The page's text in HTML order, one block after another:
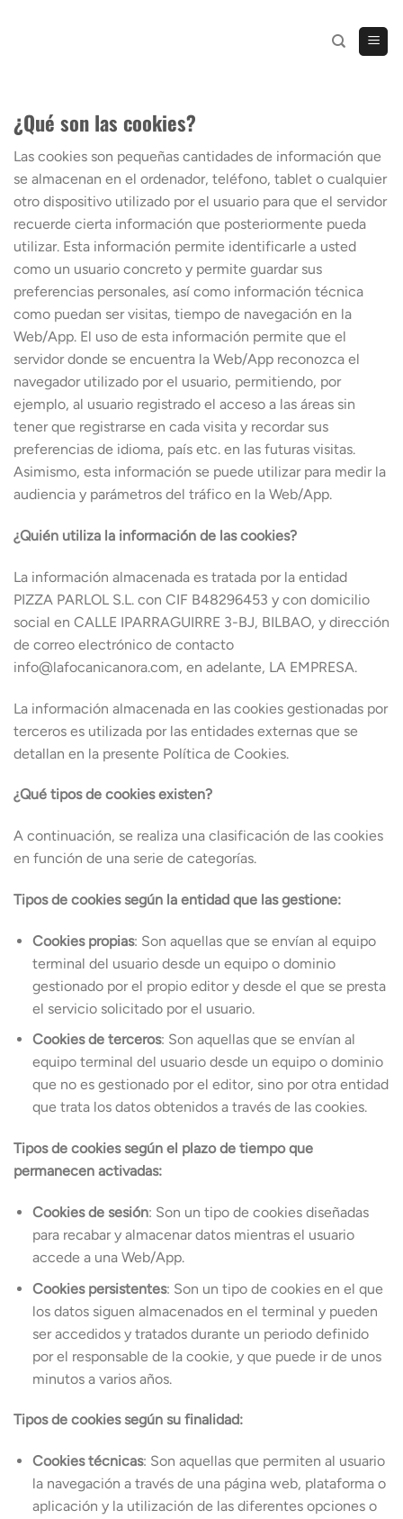
¿Qué son las cookies?
Las cookies son pequeñas cantidades de información que
se almacenan en el ordenador, teléfono, tablet o cualquier
otro dispositivo utilizado por el usuario para que el servidor
recuerde cierta información que posteriormente pueda
utilizar. Esta información permite identificarle a usted
como un usuario concreto y permite guardar sus
preferencias personales, así como información técnica
como puedan ser visitas, tiempo de navegación en la
Web/App. El uso de esta información permite que el
servidor donde se encuentra la Web/App reconozca el
navegador utilizado por el usuario, permitiendo, por
ejemplo, al usuario registrado el acceso a las áreas sin
tener que registrarse en cada visita y recordar sus
preferencias de idioma, país etc. en las futuras visitas.
Asimismo, esta información se puede utilizar para medir la
audiencia y parámetros del tráfico en la Web/App.
¿Quién utiliza la información de las cookies?
La información almacenada es tratada por la entidad
PIZZA PARLOL S.L. con CIF B48296453 y con domicilio
social en CALLE IPARRAGUIRRE 3-BJ, BILBAO, y dirección
de correo electrónico de contacto
info@lafocanicanora.com, en adelante, LA EMPRESA.
La información almacenada en las cookies gestionadas por
terceros es utilizada por las entidades externas que se
detallan en la presente Política de Cookies.
¿Qué tipos de cookies existen?
A continuación, se realiza una clasificación de las cookies
en función de una serie de categorías.
Tipos de cookies según la entidad que las gestione:
Cookies propias: Son aquellas que se envían al equipo
terminal del usuario desde un equipo o dominio
gestionado por el propio editor y desde el que se presta
el servicio solicitado por el usuario.
Cookies de terceros: Son aquellas que se envían al
equipo terminal del usuario desde un equipo o dominio
que no es gestionado por el editor, sino por otra entidad
que trata los datos obtenidos a través de las cookies.
Tipos de cookies según el plazo de tiempo que
permanecen activadas:
Cookies de sesión: Son un tipo de cookies diseñadas
para recabar y almacenar datos mientras el usuario
accede a una Web/App.
Cookies persistentes: Son un tipo de cookies en el que
los datos siguen almacenados en el terminal y pueden
ser accedidos y tratados durante un periodo definido
por el responsable de la cookie, y que puede ir de unos
minutos a varios años.
Tipos de cookies según su finalidad:
Cookies técnicas: Son aquellas que permiten al usuario
la navegación a través de una página web, plataforma o
aplicación y la utilización de las diferentes opciones o